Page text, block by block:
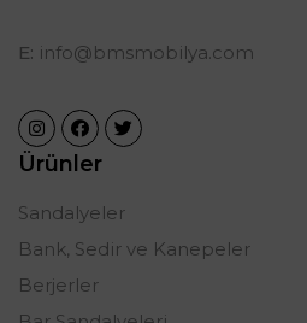
E: info@bmsmobilya.com
Ürünler
Sandalyeler
Bank, Sedir ve Kanepeler
Berjerler